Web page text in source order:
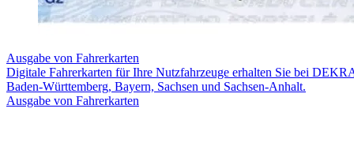
Ausgabe von Fahrerkarten
Digitale Fahrerkarten für Ihre Nutzfahrzeuge erhalten Sie bei
Baden-Württemberg, Bayern, Sachsen und Sachsen-Anhalt.
Ausgabe von Fahrerkarten